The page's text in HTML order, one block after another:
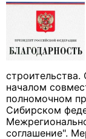
началом
полномочном
Сибирском
соглашение".